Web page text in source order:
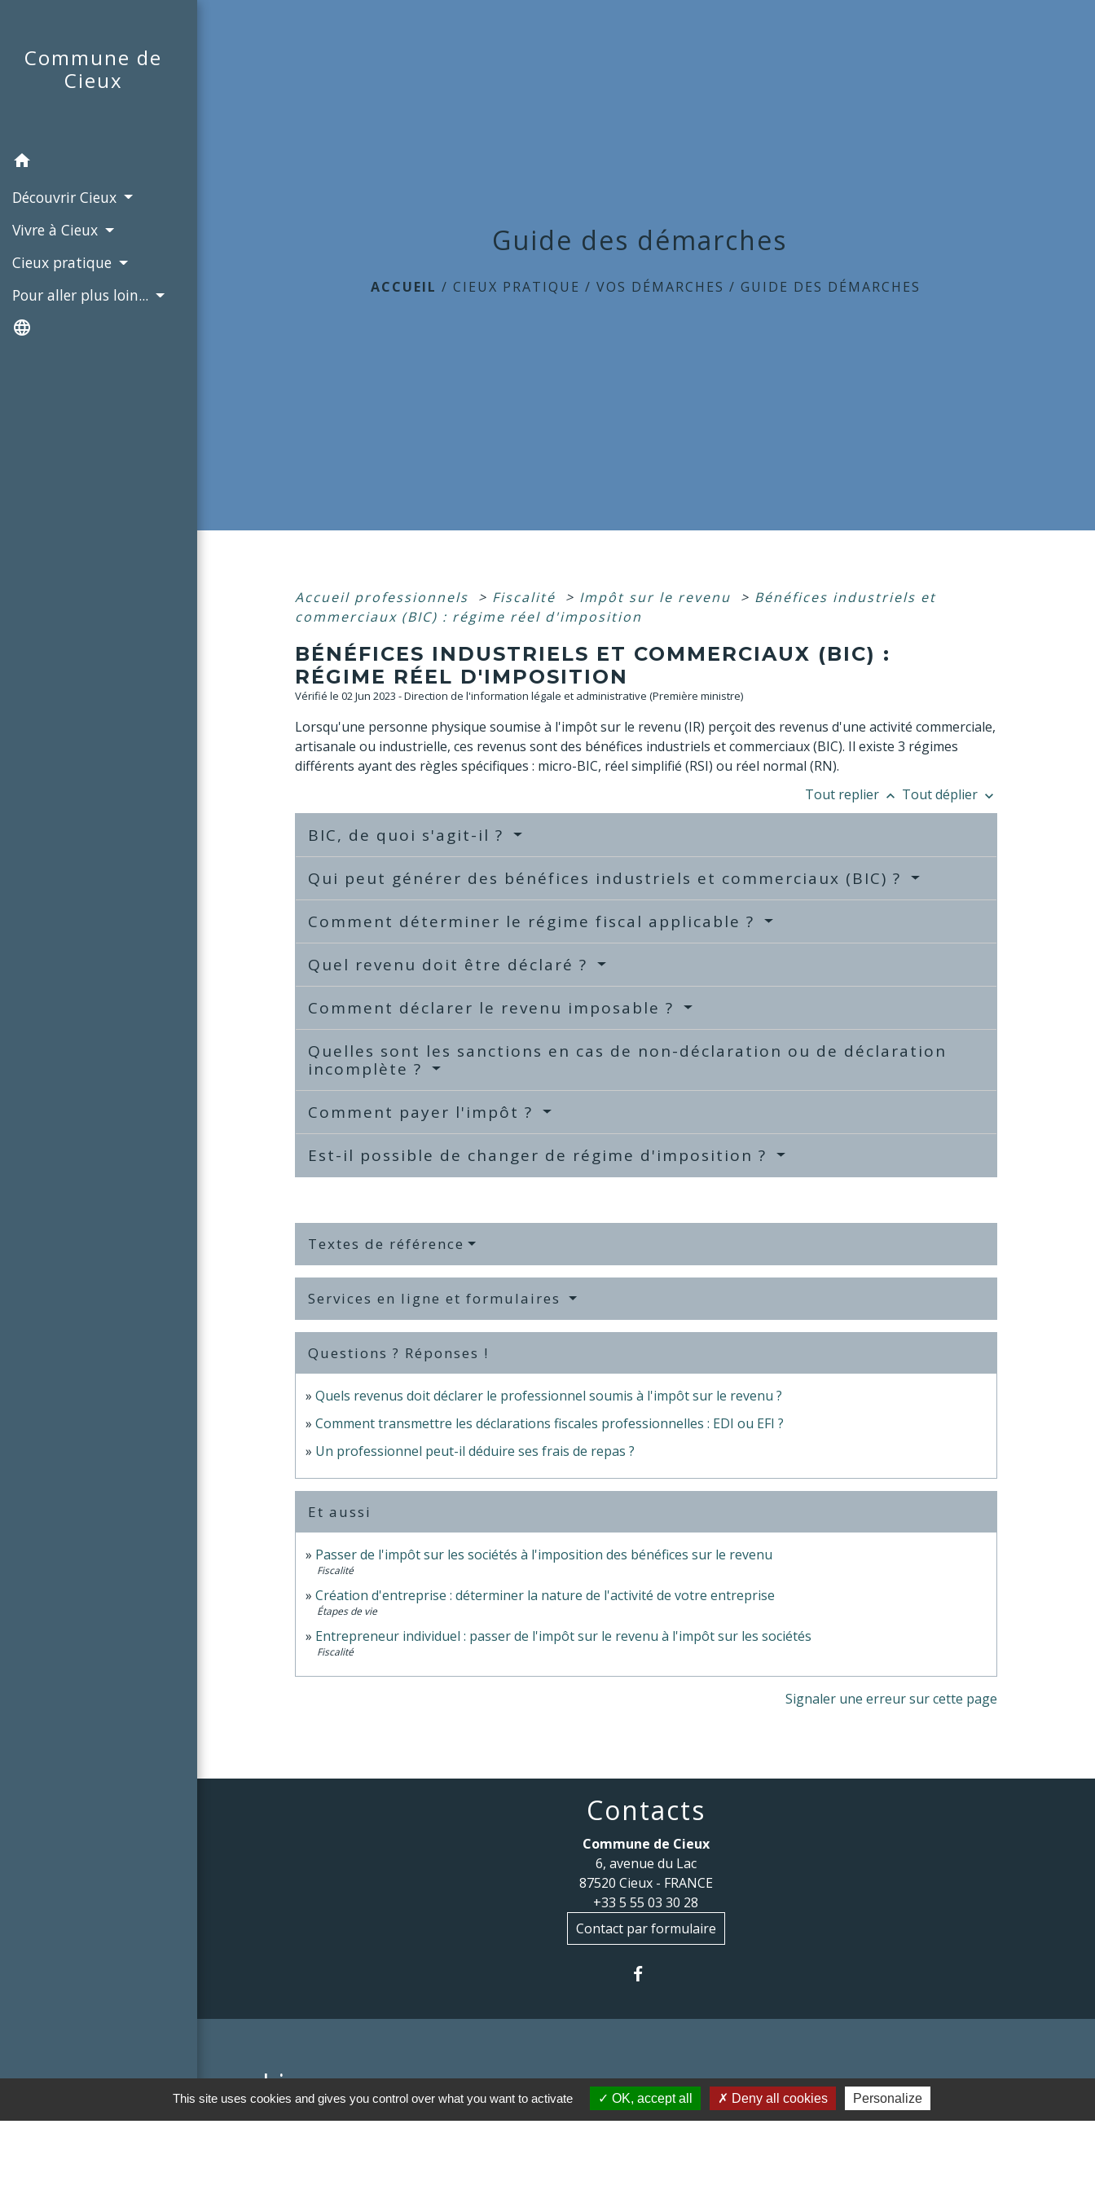
Commune de
Cieux
home
Découvrir Cieux
Vivre à Cieux
Cieux pratique
Pour aller plus loin...
language
Guide des démarches
ACCUEIL /CIEUX PRATIQUE /VOS DÉMARCHES /GUIDE DES DÉMARCHES
Accueil professionnels > Fiscalité > Impôt sur le revenu > Bénéfices industriels et
commerciaux (BIC) : régime réel d'imposition
BÉNÉFICES INDUSTRIELS ET COMMERCIAUX (BIC) :
RÉGIME RÉEL D'IMPOSITION
Vérifié le 02 Jun 2023 - Direction de l'information légale et administrative (Première ministre)
Lorsqu'une personne physique soumise à l'impôt sur le revenu (IR) perçoit des revenus d'une activité commerciale,
artisanale ou industrielle, ces revenus sont des bénéfices industriels et commerciaux (BIC). Il existe 3 régimes
différents ayant des règles spécifiques : micro-BIC, réel simplifié (RSI) ou réel normal (RN).
Tout replier keyboard_arrow_up Tout déplier keyboard_arrow_down
BIC, de quoi s'agit-il ?
Qui peut générer des bénéfices industriels et commerciaux (BIC) ?
Comment déterminer le régime fiscal applicable ?
Quel revenu doit être déclaré ?
Comment déclarer le revenu imposable ?
Quelles sont les sanctions en cas de non-déclaration ou de déclaration
incomplète ?
Comment payer l'impôt ?
Est-il possible de changer de régime d'imposition ?
Textes de référence
Services en ligne et formulaires
Questions ? Réponses !
Quels revenus doit déclarer le professionnel soumis à l'impôt sur le revenu ?
Comment transmettre les déclarations fiscales professionnelles : EDI ou EFI ?
Un professionnel peut-il déduire ses frais de repas ?
Et aussi
Passer de l'impôt sur les sociétés à l'imposition des bénéfices sur le revenu
Fiscalité
Création d'entreprise : déterminer la nature de l'activité de votre entreprise
Étapes de vie
Entrepreneur individuel : passer de l'impôt sur le revenu à l'impôt sur les sociétés
Fiscalité
Signaler une erreur sur cette page
Contacts
Commune de Cieux
6, avenue du Lac
87520 Cieux - FRANCE
+33 5 55 03 30 28
Contact par formulaire
Liens
Communauté de communes du Haut
This site uses cookies and gives you control over what you want to activate OK, accept all Deny all cookies Personalize